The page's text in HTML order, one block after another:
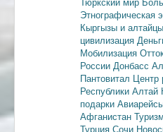
Этнографическая
Кыргызы и алтайцы
цивилизация
Мобилизация
России Донбасс
Пантовитал Центр
Республики Алтай
подарки
Афганистан
Турция Сочи